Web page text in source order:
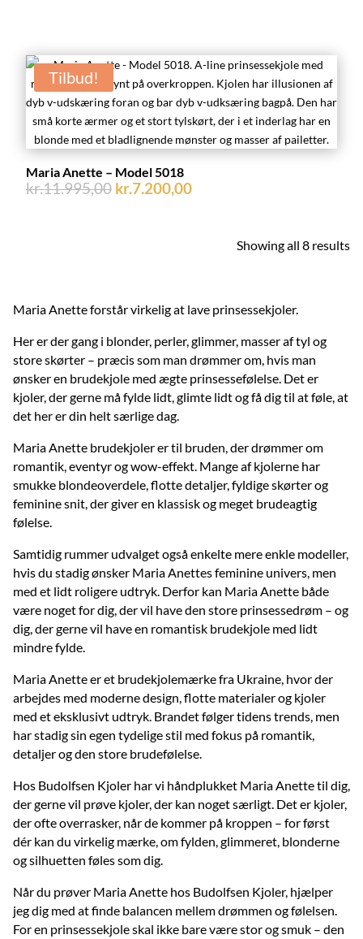
kr.11.100,00.kr.8.325,00.
Tilbud!
Maria Anette – Model 5018
kr.11.995,00 Den
kr.7.200,00Den
Showing all 8 results
Maria Anetteforstår virkelig at lave prinsessekjoler.
Her er der gang i blonder, perler, glimmer, masser af tyl og
store skørter – præcis som man drømmer om, hvis man
ønsker en brudekjole med ægte prinsessefølelse. Det er
kjoler, der gerne må fylde lidt, glimte lidt og få dig til at føle, at
det her er din helt særlige dag.
Maria Anette brudekjoler er til bruden, der drømmer om
romantik, eventyr og wow-effekt. Mange af kjolerne har
smukke blondeoverdele, flotte detaljer, fyldige skørter og
feminine snit, der giver en klassisk og meget brudeagtig
følelse.
Samtidig rummer udvalget også enkelte mere enkle modeller,
hvis du stadig ønsker Maria Anettes feminine univers, men
med et lidt roligere udtryk. Derfor kan Maria Anette både
være noget for dig, der vil have den store prinsessedrøm – og
dig, der gerne vil have en romantisk brudekjole med lidt
mindre fylde.
Maria Anette er et brudekjolemærke fra Ukraine, hvor der
arbejdes med moderne design, flotte materialer og kjoler
med et eksklusivt udtryk. Brandet følger tidens trends, men
har stadig sin egen tydelige stil med fokus på romantik,
detaljer og den store brudefølelse.
Hos Budolfsen Kjoler har vi håndplukket Maria Anette til dig,
der gerne vil prøve kjoler, der kan noget særligt. Det er kjoler,
der ofte overrasker, når de kommer på kroppen – for først
dér kan du virkelig mærke, om fylden, glimmeret, blonderne
og silhuetten føles som dig.
Når du prøver Maria Anette hos Budolfsen Kjoler, hjælper
jeg dig med at finde balancen mellem drømmen og følelsen.
For en prinsessekjole skal ikke bare være stor og smuk – den